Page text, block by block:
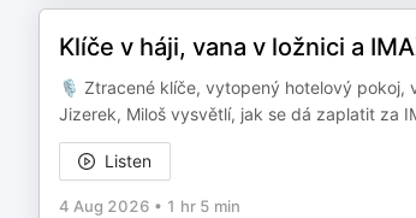
Klíče v háji, vana v ložnici a
🎙️ Ztracené klíče, vytopený hotelový pokoj,
Jizerek, Miloš vysvětlí, jak se dá zaplatit za
Listen
4 Aug 2026 • 1 hr 5 min